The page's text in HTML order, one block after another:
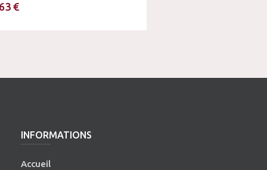
€
INFORMATIONS
Accueil